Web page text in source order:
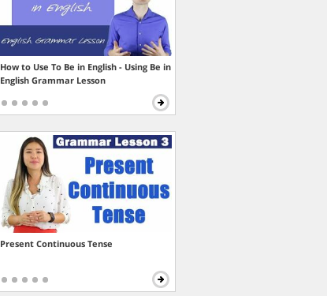
How to Use To Be in English - Using Be in
English Grammar Lesson
Present Continuous Tense